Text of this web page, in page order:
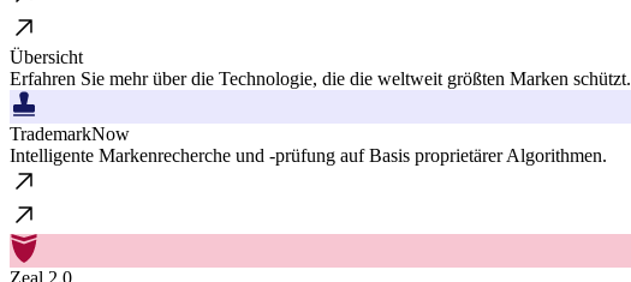
Übersicht
Erfahren Sie mehr über die Technologie, die die weltweit größten Marken schützt.
TrademarkNow
Intelligente Markenrecherche und -prüfung auf Basis proprietärer Algorithmen.